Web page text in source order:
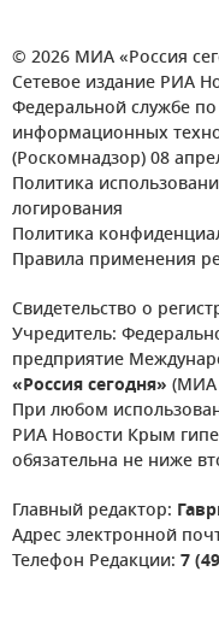
© 2026 МИА «Россия
Сетевое издание РИА
Федеральной службе
информационных
(Роскомнадзор) 08
Политика
логирования
Политика
Правила применения
Свидетельство о
Учредитель:
предприятие
«Россия сегодня» (МИА
При любом
РИА Новости Крым
обязательна не ниже
Главный редактор:
Адрес электронной
Телефон Редакции: 7